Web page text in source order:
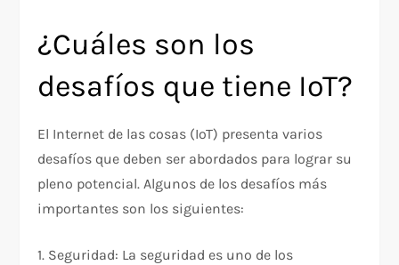
¿Cuáles son los
desafíos que tiene IoT?
El Internet de las cosas (IoT) presenta varios
desafíos que deben ser abordados para lograr su
pleno potencial. Algunos de los desafíos más
importantes son los siguientes:
1. Seguridad: La seguridad es uno de los